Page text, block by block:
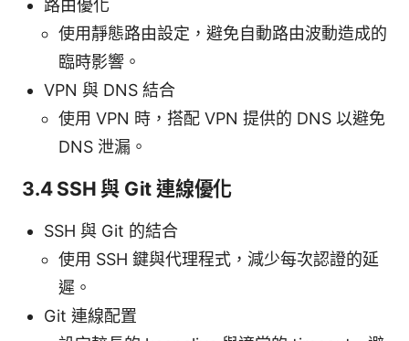
路由優化
使用靜態路由設定，避免自動路由波動造成的
臨時影響。
VPN 與 DNS 結合
使用 VPN 時，搭配 VPN 提供的 DNS 以避免
DNS 泄漏。
3.4 SSH 與 Git 連線優化
SSH 與 Git 的結合
使用 SSH 鍵與代理程式，減少每次認證的延
遲。
Git 連線配置